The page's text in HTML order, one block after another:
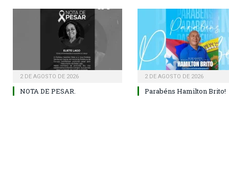
2 DE AGOSTO DE 2026
NOTA DE PESAR.
2 DE AGOSTO DE 2026
Parabéns Hamilton Brito!